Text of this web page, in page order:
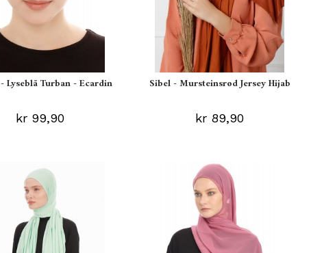
Lyseblå Turban - Ecardin
kr 99,90
Sibel - Mursteinsrød Jersey Hijab
kr 89,90